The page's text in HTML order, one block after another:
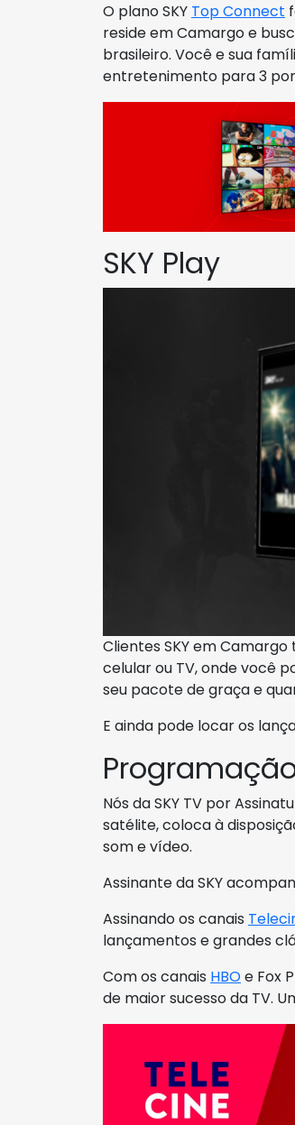
O plano SKY Top Connect
reside em Camargo e
brasileiro. Você e sua
entretenimento para 3
SKY Play
Clientes SKY em
celular ou TV, onde você
seu pacote de graça e
E ainda pode locar os
Nós da SKY TV por
satélite, coloca à
som e vídeo.
Assinante da SKY
Assinando os canais
lançamentos e grandes
Com os canais HBOe Fox
de maior sucesso da TV.